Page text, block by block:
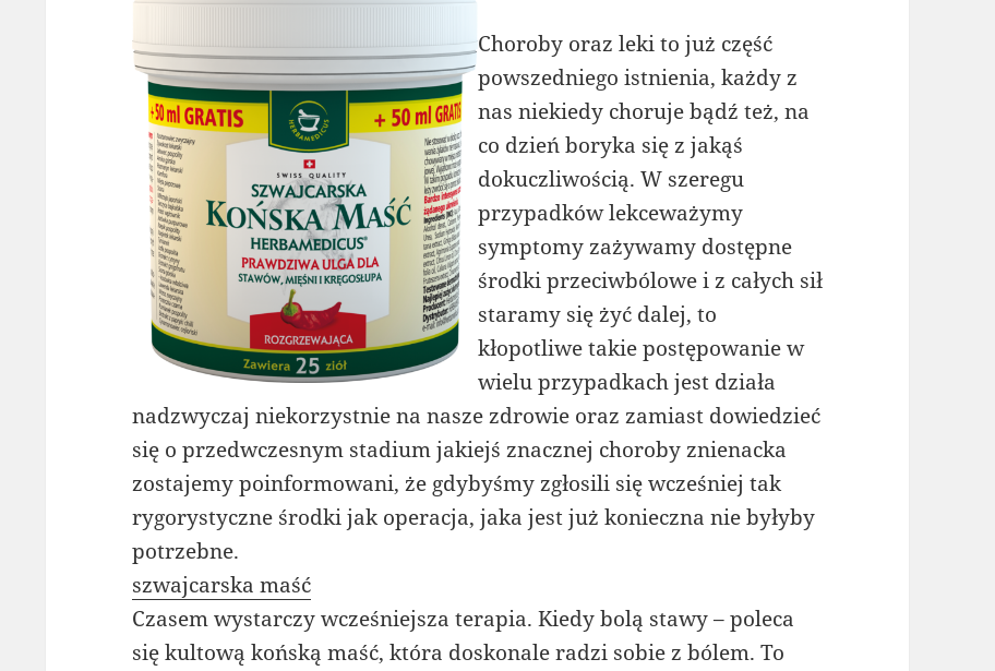
Choroby oraz leki to już część
powszedniego istnienia, każdy z
nas niekiedy choruje bądź też, na
co dzień boryka się z jakąś
dokuczliwością. W szeregu
przypadków lekceważymy
symptomy zażywamy dostępne
środki przeciwbólowe i z całych sił
staramy się żyć dalej, to
kłopotliwe takie postępowanie w
wielu przypadkach jest działa
nadzwyczaj niekorzystnie na nasze zdrowie oraz zamiast dowiedzieć
się o przedwczesnym stadium jakiejś znacznej choroby znienacka
zostajemy poinformowani, że gdybyśmy zgłosili się wcześniej tak
rygorystyczne środki jak operacja, jaka jest już konieczna nie byłyby
potrzebne.
szwajcarska maść
Czasem wystarczy wcześniejsza terapia. Kiedy bolą stawy – poleca
się kultową końską maść, która doskonale radzi sobie z bólem. To